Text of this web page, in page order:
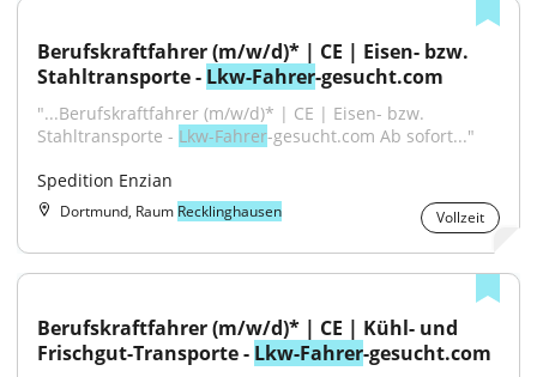
Berufskraftfahrer (m/w/d)* | CE | Eisen- bzw.
Stahltransporte - Lkw-Fahrer-gesucht.com
"...Berufskraftfahrer (m/w/d)* | CE | Eisen- bzw.
Stahltransporte - Lkw-Fahrer-gesucht.com Ab sofort..."
Spedition Enzian
Dortmund, Raum Recklinghausen Vollzeit
Berufskraftfahrer (m/w/d)* | CE | Kühl- und
Frischgut-Transporte - Lkw-Fahrer-gesucht.com